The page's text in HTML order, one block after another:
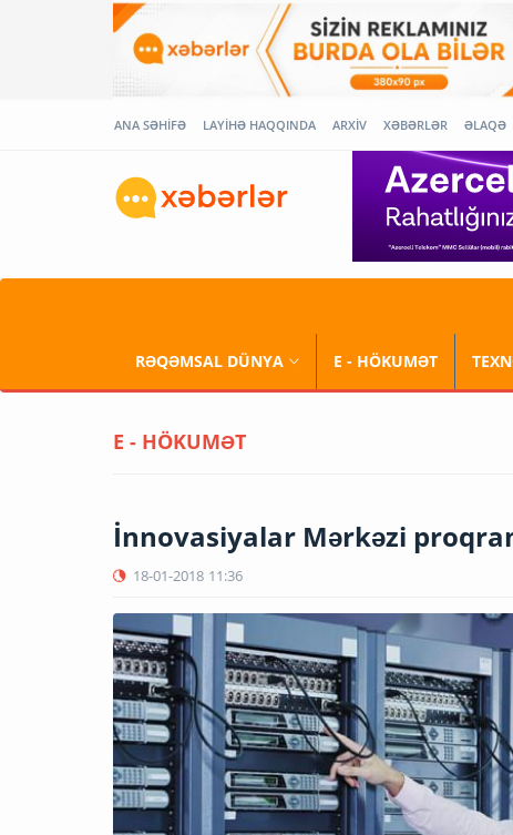
ANA SƏHİFƏ LAYİHƏ HAQQINDA ARXİV XƏBƏRLƏR ƏLAQƏ
RƏQƏMSAL DÜNYA E - HÖKUMƏT
E - HÖKUMƏT
İnnovasiyalar Mərkəzi
18-01-2018 11:36